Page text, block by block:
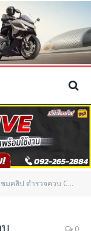
วบ CBR300R ไล่ล่ารถผู้ร้ายสุดมันส์ ที่สระบุรี
0